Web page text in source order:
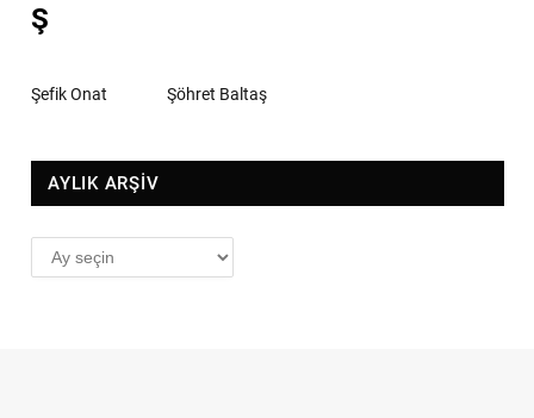
Ş
Şefik Onat Şöhret Baltaş
AYLIK ARŞİV
AYLIK
ARŞİV